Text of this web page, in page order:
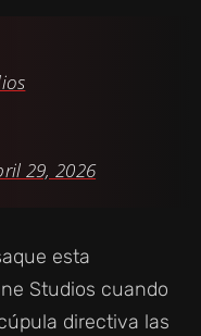
29, 2026
esta
Studios cuando
directiva las